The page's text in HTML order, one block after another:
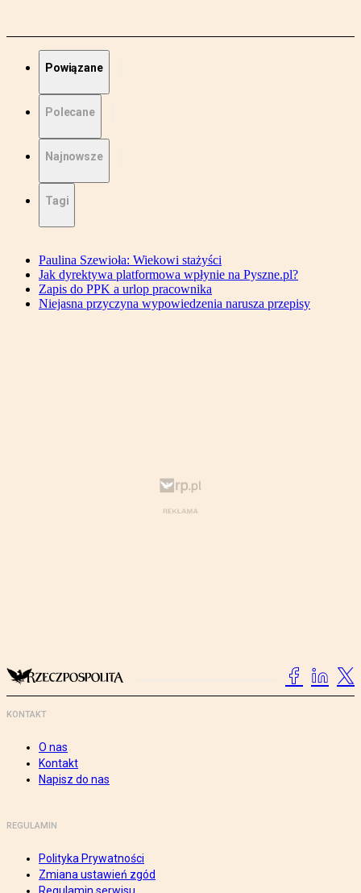
Powiązane
Polecane
Najnowsze
Tagi
Paulina Szewioła: Wiekowi stażyści
Jak dyrektywa platformowa wpłynie na Pyszne.pl?
Zapis do PPK a urlop pracownika
Niejasna przyczyna wypowiedzenia narusza przepisy
KONTAKT
O nas
Kontakt
Napisz do nas
REGULAMIN
Polityka Prywatności
Zmiana ustawień zgód